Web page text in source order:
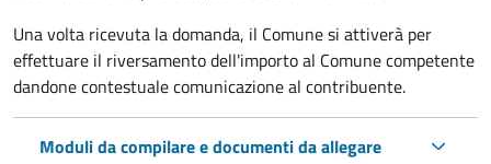
Una volta ricevuta la domanda, il Comune si attiverà per
effettuare il riversamento dell'importo al Comune competente
dandone contestuale comunicazione al contribuente.
Moduli da compilare e documenti da allegare